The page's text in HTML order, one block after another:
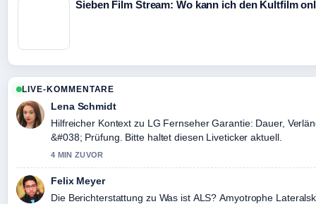
Sieben Film Stream: Wo kann ich den Kultfilm
LIVE-KOMMENTARE
Lena Schmidt
Hilfreicher Kontext zu LG Fernseher Garantie: Dauer,
&#038; Prüfung. Bitte haltet diesen Liveticker aktuell.
4 MIN ZUVOR
Felix Meyer
Die Berichterstattung zu Was ist ALS? Amyotrophe